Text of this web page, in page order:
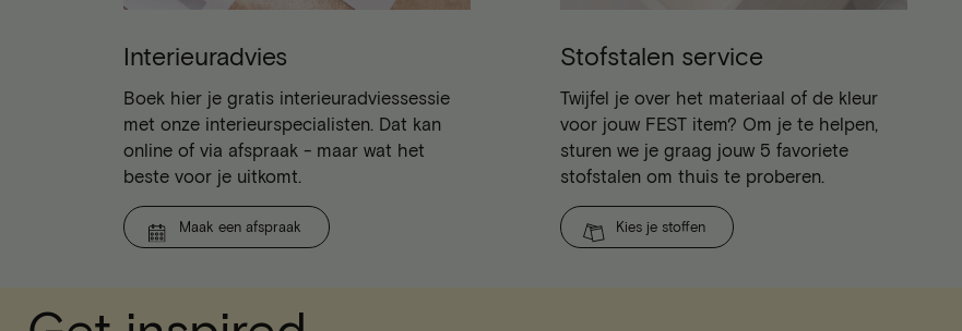
Interieuradvies
Boek hier je gratis interieuradviessessie
met onze interieurspecialisten. Dat kan
online of via afspraak - maar wat het
beste voor je uitkomt.
Maak een afspraak
Stofstalen service
Twijfel je over het materiaal of de kleur
voor jouw FEST item? Om je te helpen,
sturen we je graag jouw 5 favoriete
stofstalen om thuis te proberen.
Kies je stoffen